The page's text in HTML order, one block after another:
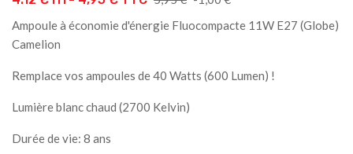
base
Ampoule à économie d'énergie Fluocompacte 11W E27 (Globe)
Camelion
Remplace vos ampoules de 40 Watts (600 Lumen) !
Lumière blanc chaud (2700 Kelvin)
Durée de vie: 8 ans